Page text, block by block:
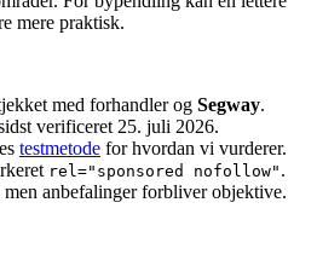
mere praktisk.
med forhandler og Segway.
verificeret 25. juli 2026.
testmetode for hvordan vi vurderer.
rel="sponsored nofollow" .
anbefalinger forbliver objektive.